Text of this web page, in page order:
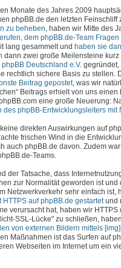
Monate des Jahres 2009
phpBB.de den letzten Feinschliff
zu beheben, haben wir Mitte des
dem phpBB.de-Team Fragen
lang gesammelt und haben sie
dann zwei große Meilensteine
phpBB Deutschland e.V. gegründet,
rechtlich sichere Basis zu stellen.
Beitrag gepostet, was wir
Beitrags erhielt von uns
eine große Neuerung:
des phpBB-Entwicklungsleiters mit
direkten Auswirkungen auf
frischen Wind in die
auch phpBB.de davon. Zudem
Teams.
der Tatsache, dass
zur Normalität geworden ist und
Netzwerkverkehr sehr einfach ist,
HTTPS auf phpBB.de gestartetund
verursacht hat, haben wir HTTPS
SSL-Lücke" zu schließen,
von externen Bildern mittels
Maßnahmen ist das Surfen auf
Webseiten im Internet um ein